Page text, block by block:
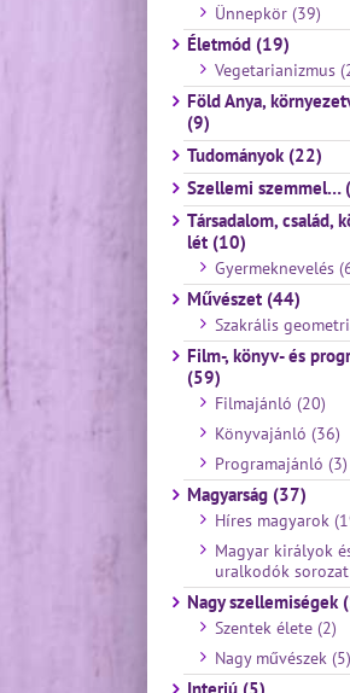
Ünnepkör (39)
Életmód (19)
Vegetarianizmus
Föld Anya,
(9)
Tudományok (22)
Szellemi szemmel…
Társadalom, család,
lét (10)
Gyermeknevelés
Művészet (44)
Szakrális
Film-, könyv- és
(59)
Filmajánló (20)
Könyvajánló (36)
Programajánló (3)
Magyarság (37)
Híres magyarok
Magyar királyok
uralkodók
Nagy szellemiségek
Szentek élete (2)
Nagy művészek (5)